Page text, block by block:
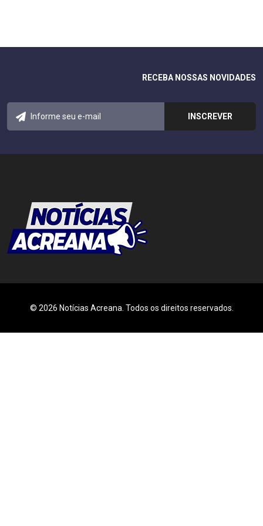
RECEBA NOSSAS NOVIDADES
© 2026 Notícias Acreana. Todos os direitos reservados.